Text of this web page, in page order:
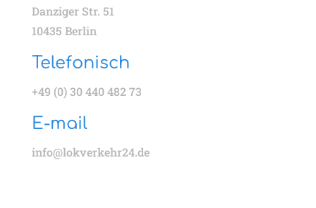
Danziger Str. 51
10435 Berlin
Telefonisch
+49 (0) 30 440 482 73
E-mail
info@lokverkehr24.de